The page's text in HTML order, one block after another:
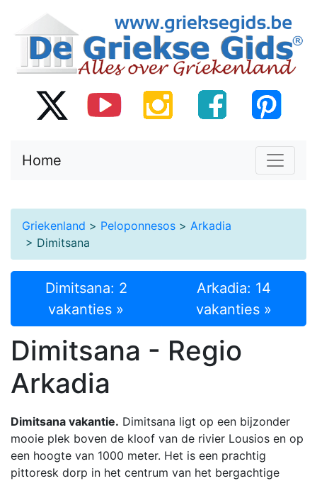
Home
Griekenland > Peloponnesos > Arkadia
> Dimitsana
Dimitsana: 2
vakanties »
Arkadia: 14
vakanties »
Dimitsana - Regio
Arkadia
Dimitsana vakantie. Dimitsana ligt op een bijzonder
mooie plek boven de kloof van de rivier Lousios en op
een hoogte van 1000 meter. Het is een prachtig
pittoresk dorp in het centrum van het bergachtige